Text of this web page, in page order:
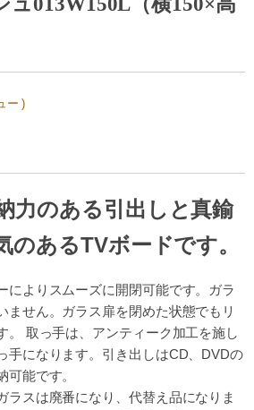
ー )
力のある引出しと真鍮
のあるTVボードです。
によりスムーズに開閉可能です。ガラ
ません。ガラス扉を閉めた状態でもリ
。 取っ手は、アンティーク加工を施し
手になります。引き出しはCD、DVDの
可能です。
ラスは廃番になり、代替え品になりま